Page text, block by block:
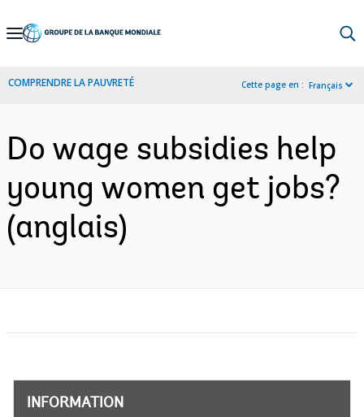
Skip
Navigation
COMPRENDRE LA PAUVRETÉ Cette page en : Français
Do wage subsidies help
young women get jobs?
(anglais)
INFORMATION